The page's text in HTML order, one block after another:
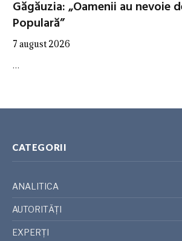
Găgăuzia: „Oamenii au nevoie
Populară”
7 august 2026
…
CATEGORII
ANALITICA
AUTORITĂȚI
EXPERȚI